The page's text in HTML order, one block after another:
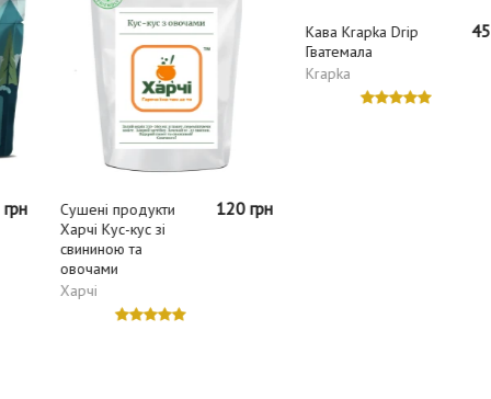
Сушені продукти
Харчі Кус-кус зі
свининою та
овочами
120 грн
Кава Krapka Drip